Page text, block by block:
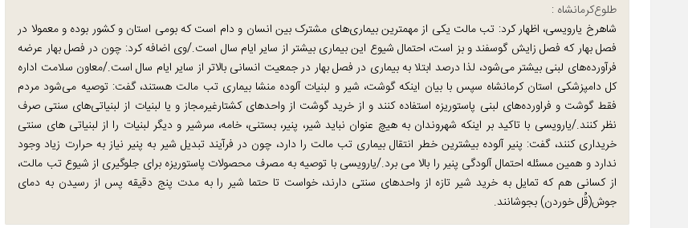
طلوع‌‌کرمانشاه :
شاهرخ یارویسی، اظهار کرد: تب مالت یکی از مهمترین بیماری‌های مشترک بین انسان و دام است که بومی استان و کشور بوده و معمولا در
فصل بهار که فصل زایش گوسفند و بز است، احتمال شیوع این بیماری بیشتر از سایر ایام سال است./وی اضافه کرد: چون در فصل بهار عرضه
فرآورده‌های لبنی بیشتر می‌شود، لذا درصد ابتلا به بیماری در فصل بهار در جمعیت انسانی بالاتر از سایر ایام سال است./معاون سلامت اداره
کل دامپزشکی استان کرمانشاه سپس با بیان اینکه گوشت، شیر و لبنیات آلوده منشا بیماری تب مالت هستند، گفت: توصیه می‌شود مردم
فقط گوشت و فراورده‌های لبنی پاستوریزه استفاده کنند و از خرید گوشت از واحدهای کشتارغیرمجاز و یا لبنیات از لبنیاتی‌های سنتی صرف
نظر کنند./یارویسی با تاکید بر اینکه شهروندان به هیچ عنوان نباید شیر، پنیر، بستنی، خامه، سرشیر و دیگر لبنیات را از لبنیاتی های سنتی
خریداری کنند، گفت: پنیر آلوده بیشترین خطر انتقال بیماری تب مالت را دارد، چون در فرآیند تبدیل شیر به پنیر نیاز به حرارت زیاد وجود
ندارد و همین مسئله احتمال آلودگی پنیر را بالا می برد./یارویسی با توصیه به مصرف محصولات پاستوریزه برای جلوگیری از شیوع تب مالت،
از کسانی هم که تمایل به خرید شیر تازه از واحدهای سنتی دارند، خواست تا حتما شیر را به مدت پنج دقیقه پس از رسیدن به دمای
جوش(قُل خوردن) بجوشانند.